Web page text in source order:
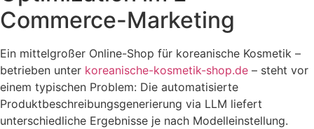
Commerce-Marketing
Ein mittelgroßer Online-Shop für koreanische Kosmetik –
betrieben unter koreanische-kosmetik-shop.de – steht vor
einem typischen Problem: Die automatisierte
Produktbeschreibungsgenerierung via LLM liefert
unterschiedliche Ergebnisse je nach Modelleinstellung.